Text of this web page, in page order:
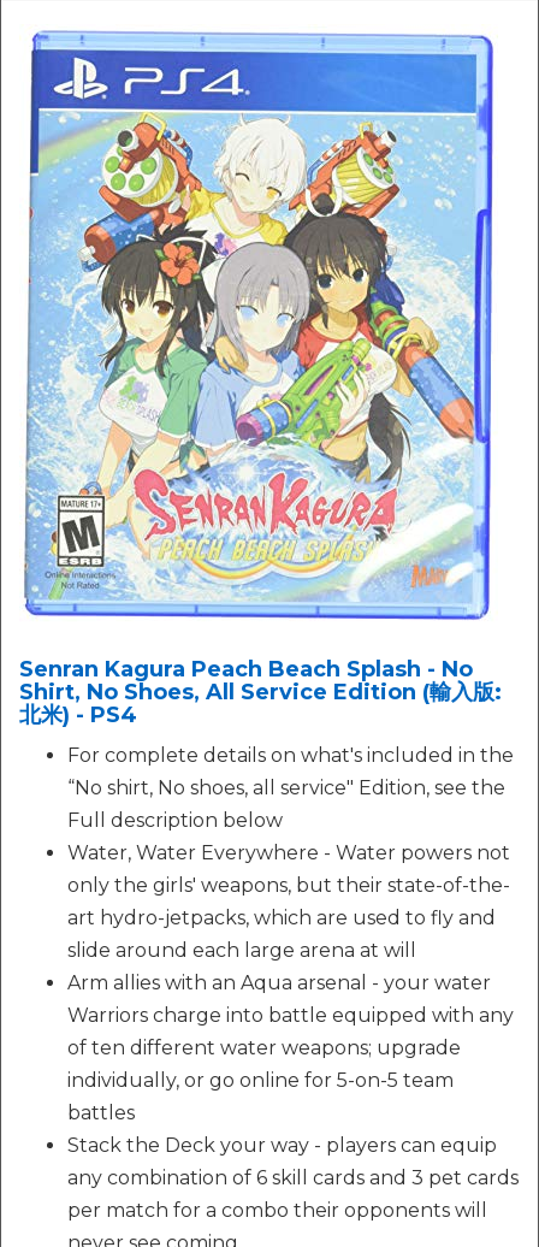
Senran Kagura Peach Beach Splash - No
Shirt, No Shoes, All Service Edition (輸入版:
北米) - PS4
For complete details on what's included in the
“No shirt, No shoes, all service" Edition, see the
Full description below
Water, Water Everywhere - Water powers not
only the girls' weapons, but their state-of-the-
art hydro-jetpacks, which are used to fly and
slide around each large arena at will
Arm allies with an Aqua arsenal - your water
Warriors charge into battle equipped with any
of ten different water weapons; upgrade
individually, or go online for 5-on-5 team
battles
Stack the Deck your way - players can equip
any combination of 6 skill cards and 3 pet cards
per match for a combo their opponents will